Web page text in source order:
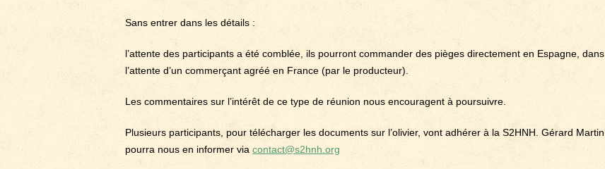
Sans entrer dans les détails :
l’attente des participants a été comblée, ils pourront commander des pièges directement en Espagne, dans
l’attente d’un commerçant agréé en France (par le producteur).
Les commentaires sur l’intérêt de ce type de réunion nous encouragent à poursuivre.
Plusieurs participants, pour télécharger les documents sur l’olivier, vont adhérer à la S2HNH. Gérard Martin
pourra nous en informer via contact@s2hnh.org